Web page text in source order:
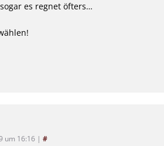
es regnet öfters…
um 16:16 | #